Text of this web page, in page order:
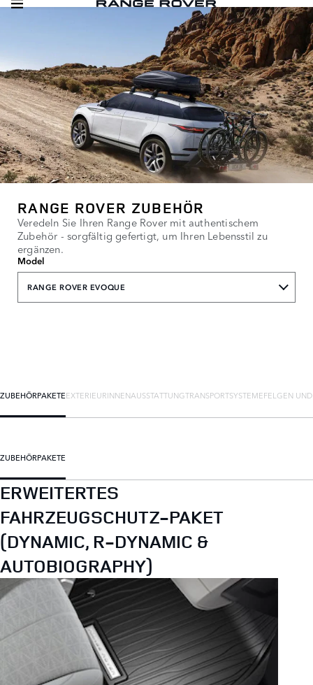
RANGE ROVER ZUBEHÖR
Veredeln Sie Ihren Range Rover mit authentischem
Zubehör - sorgfältig gefertigt, um Ihren Lebensstil zu
ergänzen.
Model
RANGE ROVER EVOQUE
ZUBEHÖRPAKETEEXTERIEURINNENAUSSTATTUNGTRANSPORTSYSTEMEFELGEN
ZUBEHÖRPAKETE
ERWEITERTES
FAHRZEUGSCHUTZ-PAKET
(DYNAMIC, R-DYNAMIC &
AUTOBIOGRAPHY)